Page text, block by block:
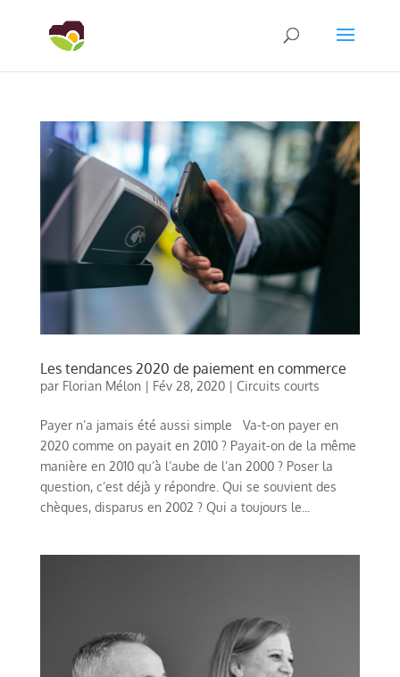
Les tendances 2020 de paiement en commerce
par Florian Mélon| Fév 28, 2020| Circuits courts
Payer n’a jamais été aussi simple Va-t-on payer en
2020 comme on payait en 2010 ? Payait-on de la même
manière en 2010 qu’à l’aube de l’an 2000 ? Poser la
question, c’est déjà y répondre. Qui se souvient des
chèques, disparus en 2002 ? Qui a toujours le...